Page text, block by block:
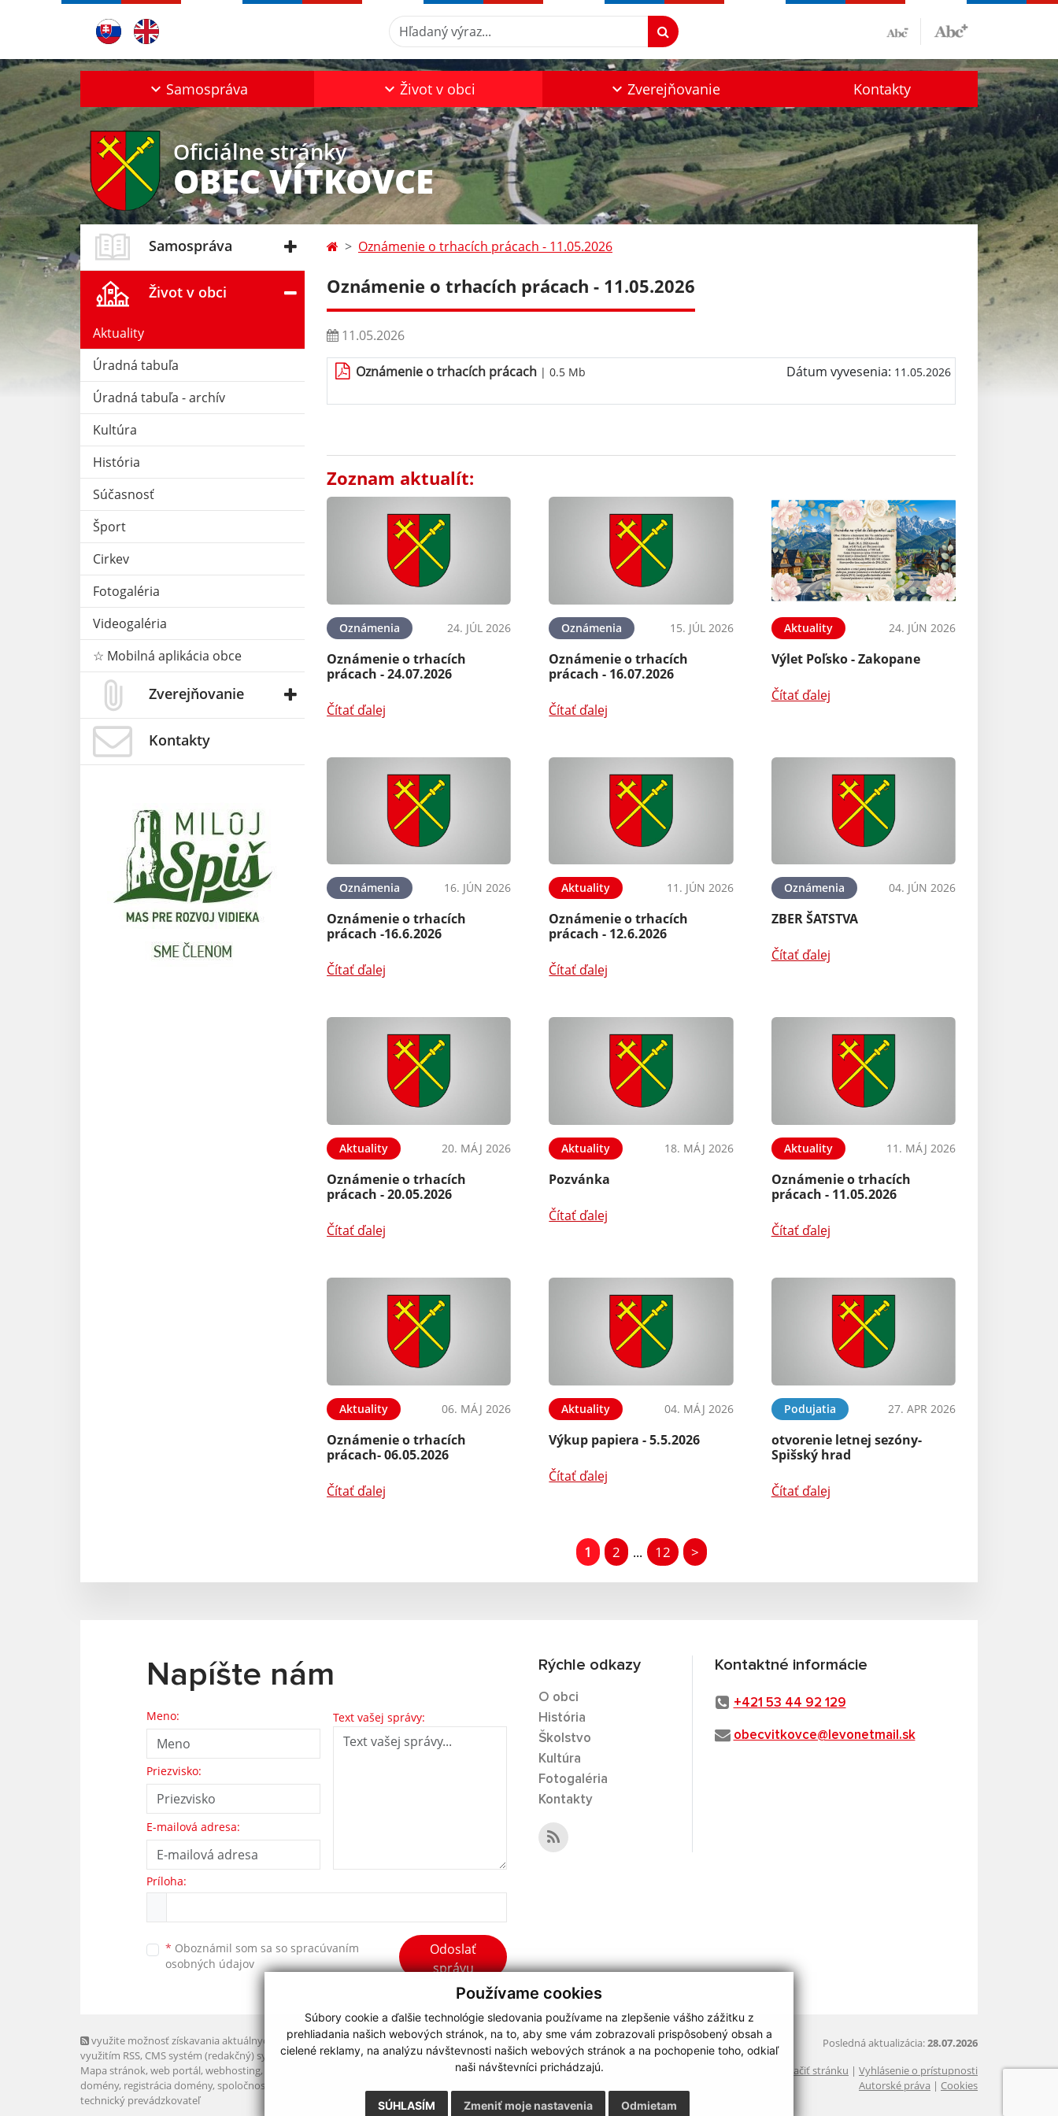
Používame cookies
Súbory cookie a ďalšie technológie sledovania používame na zlepšenie vášho zážitku z
prehliadania našich webových stránok, na to, aby sme vám zobrazovali prispôsobený obsah a
cielené reklamy, na analýzu návštevnosti našich webových stránok a na pochopenie toho, odkiaľ
naši návštevníci prichádzajú.
SÚHLASÍM Odmietam
Zmeniť moje nastavenia
Hľadaný výraz...
Samospráva Život v obci Zverejňovanie Kontakty
Oficiálne stránky
OBEC VÍTKOVCE
Samospráva
Život v obci
Aktuality
Úradná tabuľa
Úradná tabuľa - archív
Kultúra
História
Súčasnosť
Šport
Cirkev
Fotogaléria
Videogaléria
☆ Mobilná aplikácia obce
Zverejňovanie
Kontakty
Oznámenie o trhacích prácach - 11.05.2026
Oznámenie o trhacích prácach - 11.05.2026
11.05.2026
Oznámenie o trhacích prácach | 0.5 Mb Dátum vyvesenia: 11.05.2026
Zoznam aktualít:
Oznámenia 24. JÚL 2026
Oznámenie o trhacích
prácach - 24.07.2026
Čítať ďalej
Oznámenia 15. JÚL 2026
Oznámenie o trhacích
prácach - 16.07.2026
Čítať ďalej
Aktuality 24. JÚN 2026
Výlet Poľsko - Zakopane
Čítať ďalej
Oznámenia 16. JÚN 2026
Oznámenie o trhacích
prácach -16.6.2026
Čítať ďalej
Aktuality 11. JÚN 2026
Oznámenie o trhacích
prácach - 12.6.2026
Čítať ďalej
Oznámenia 04. JÚN 2026
ZBER ŠATSTVA
Čítať ďalej
Aktuality 20. MÁJ 2026
Oznámenie o trhacích
prácach - 20.05.2026
Čítať ďalej
Aktuality 18. MÁJ 2026
Pozvánka
Čítať ďalej
Aktuality 11. MÁJ 2026
Oznámenie o trhacích
prácach - 11.05.2026
Čítať ďalej
Aktuality 06. MÁJ 2026
Oznámenie o trhacích
prácach- 06.05.2026
Čítať ďalej
Aktuality 04. MÁJ 2026
Výkup papiera - 5.5.2026
Čítať ďalej
Podujatia 27. APR 2026
otvorenie letnej sezóny-
Spišský hrad
Čítať ďalej
1 2 ... 12 >
Napíšte nám
Meno:
Priezvisko:
E-mailová adresa:
Text vašej správy:
Príloha:
* Oboznámil som sa so spracúvaním
osobných údajov
Odoslať
správu
Rýchle odkazy
O obci
História
Školstvo
Kultúra
Fotogaléria
Kontakty
Kontaktné informácie
+421 53 44 92 129
obecvitkovce@levonetmail.sk
využite možnosť získavania aktuálnych informácií s
využitím RSS, CMS systém (redakčný) systém ECHELON 2,
Mapa stránok, web portál, webhosting,
domény, registrácia domény, spoločnosť webex.digital, s.r.o.
technický prevádzkovateľ
Posledná aktualizácia:28.07.2026
Vytlačiť stránku | Vyhlásenie o prístupnosti
Autorské práva | Cookies
webdesign|